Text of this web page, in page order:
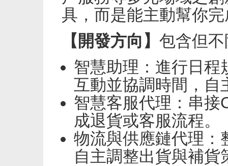
具，而是能主動幫你
【開發方向】 包含但
智慧助理：進行日程
互動並協調時間，自
智慧客服代理：串接
成退貨或客服流程。
物流與供應鏈代理：
自主調整出貨與補貨